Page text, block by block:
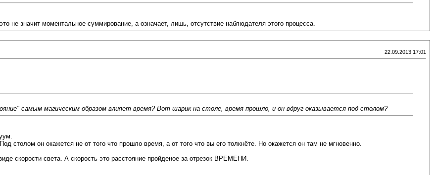
не значит моментальное суммирование, а означает, лишь, отсутствие наблюдателя этого процесса.
22.09.2013 17:01
самым магическим образом влияет время? Вот шарик на столе, время прошло, и он вдруг оказывается под столом?
столом он окажется не от того что прошло время, а от того что вы его толкнёте. Но окажется он там не мгновенно.
скорости света. А скорость это расстояние пройденое за отрезок ВРЕМЕНИ.